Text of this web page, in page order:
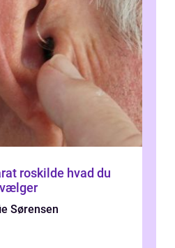
hvad du
Sørensen